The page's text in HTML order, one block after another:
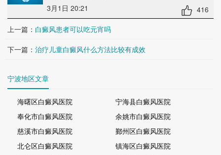
3月1日 20:21
416
上一篇： 白癜风患者可以吃元宵吗
下一篇： 治疗儿童白癜风什么方法比较有成效
宁波地区文章
海曙区白癜风医院
宁海县白癜风医院
奉化市白癜风医院
余姚市白癜风医院
慈溪市白癜风医院
鄞州区白癜风医院
北仑区白癜风医院
镇海区白癜风医院